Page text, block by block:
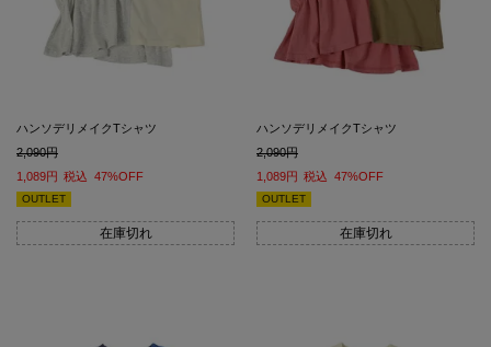
ハンソデリメイクTシャツ
2,090
1,089
税込 47%OFF
OUTLET
在庫切れ
ハンソデリメイクTシャツ
2,090
1,089
税込 47%OFF
OUTLET
在庫切れ